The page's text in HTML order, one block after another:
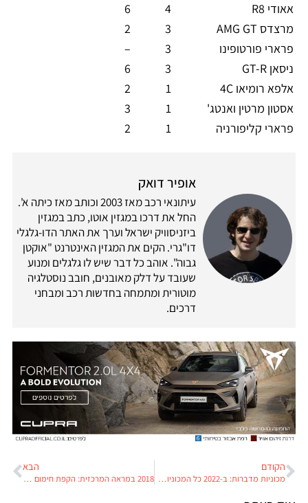
אאודי R8
4
6
מרצדס AMG GT
3
2
פרארי פורטופינו
3
–
ניסאן GT-R
3
6
אלפא רומיאו 4C
1
2
אסטון מרטין ואנטג'
1
3
פרארי קליפורניה
1
2
אופיר דואק
עיתונאי רכב מאז 2003 וכותב מאז כיתה א'.
החל את דרכו במגזין אוטו, כתב במגזין
ביזניסוויק ישראל וערך את האתר הדו-גלגלי
דו"גרי. הקים את המגזין האינטרנט "אוקטן
גבוה". אוהב כל דבר שיש לו גלגלים ומנוע
שעובד על דלק מאובנים, חובב נוסטלגיה
מוטורית ומתמחה בחדשות רכב ומבחני
דרכים.
הקודם
מכוניות מדברות: ב-2022 כל המכוניות של פורד יהיו מקושרות
הבא
2018 במראה המרכזית: הקפת חימום לספורט המוטורי בישראל